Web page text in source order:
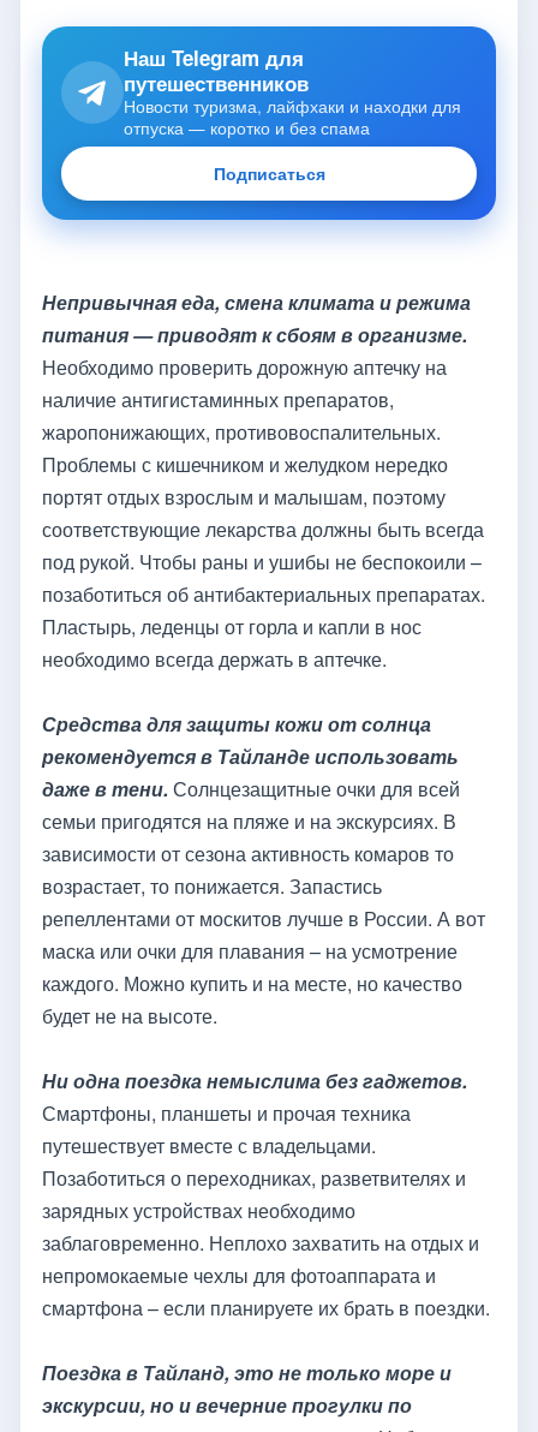
Наш Telegram для
путешественников
Новости туризма, лайфхаки и находки для
отпуска — коротко и без спама
Подписаться
Непривычная еда, смена климата и режима
питания — приводят к сбоям в организме.
Необходимо проверить дорожную аптечку на
наличие антигистаминных препаратов,
жаропонижающих, противовоспалительных.
Проблемы с кишечником и желудком нередко
портят отдых взрослым и малышам, поэтому
соответствующие лекарства должны быть всегда
под рукой. Чтобы раны и ушибы не беспокоили –
позаботиться об антибактериальных препаратах.
Пластырь, леденцы от горла и капли в нос
необходимо всегда держать в аптечке.
Средства для защиты кожи от солнца
рекомендуется в Тайланде использовать
даже в тени. Солнцезащитные очки для всей
семьи пригодятся на пляже и на экскурсиях. В
зависимости от сезона активность комаров то
возрастает, то понижается. Запастись
репеллентами от москитов лучше в России. А вот
маска или очки для плавания – на усмотрение
каждого. Можно купить и на месте, но качество
будет не на высоте.
Ни одна поездка немыслима без гаджетов.
Смартфоны, планшеты и прочая техника
путешествует вместе с владельцами.
Позаботиться о переходниках, разветвителях и
зарядных устройствах необходимо
заблаговременно. Неплохо захватить на отдых и
непромокаемые чехлы для фотоаппарата и
смартфона – если планируете их брать в поездки.
Поездка в Тайланд, это не только море и
экскурсии, но и вечерние прогулки по